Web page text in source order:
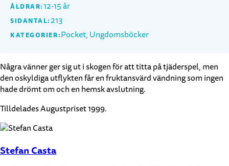
ÅLDRAR:12-15 år
SIDANTAL: 213
KATEGORIER:Pocket, Ungdomsböcker
Några vänner ger sig ut i skogen för att titta på tjäderspel, men
den oskyldiga utflykten får en fruktansvärd vändning som ingen
hade drömt om och en hemsk avslutning.
Tilldelades Augustpriset 1999.
Stefan Casta